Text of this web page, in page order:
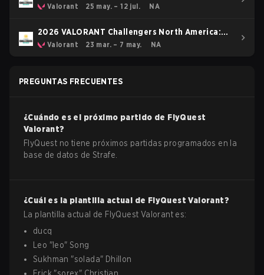
Stage 3
Valorant 25 may. – 12 jul. NA
2026 VALORANT Challengers North America:
Stage 2
Valorant 23 mar. – 7 may. NA
PREGUNTAS FRECUENTES
¿Cuándo es el próximo partido de FlyQuest
Valorant?
FlyQuest no tiene próximos partidas programados en la
base de datos de Strafe.
¿Cuál es la plantilla actual de FlyQuest Valorant?
La plantilla actual de FlyQuest Valorant es:
ducq
Leo " leo"Song
Sukhman "solada" Dhillon